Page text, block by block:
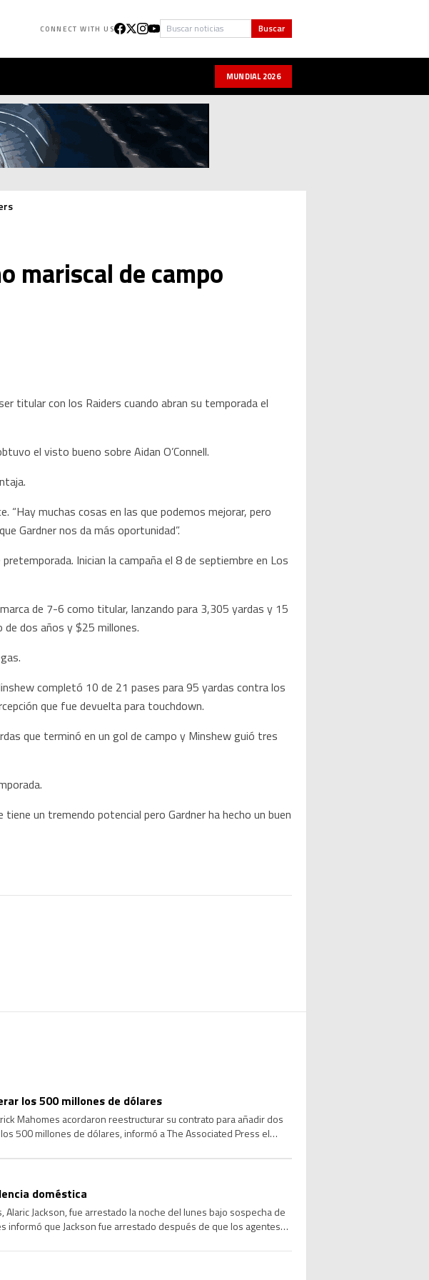
CONNECT WITH US Buscar Buscar
MUNDIAL 2026
mariscal de campo
titular con los Raiders cuando abran su temporada el
el visto bueno sobre Aidan O’Connell.
“Hay muchas cosas en las que podemos mejorar, pero
Gardner nos da más oportunidad”.
Inician la campaña el 8 de septiembre en Los
de 7-6 como titular, lanzando para 3,305 yardas y 15
dos años y $25 millones.
completó 10 de 21 pases para 95 yardas contra los
que fue devuelta para touchdown.
que terminó en un gol de campo y Minshew guió tres
un tremendo potencial pero Gardner ha hecho un buen
los 500 millones de dólares
Mahomes acordaron reestructurar su contrato para añadir dos
500 millones de dólares, informó a The Associated Press el
doméstica
Alaric Jackson, fue arrestado la noche del lunes bajo sospecha de
informó que Jackson fue arrestado después de que los agentes